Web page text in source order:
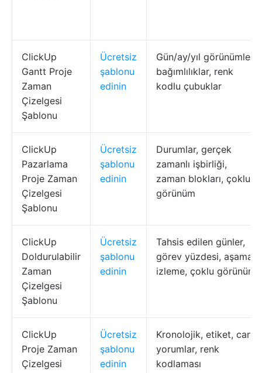
ClickUp
Gantt Proje
Zaman
Çizelgesi
Şablonu
Ücretsiz
şablonu
edinin
Gün/ay/yıl görünümleri,
bağımlılıklar, renk
kodlu çubuklar
ClickUp
Pazarlama
Proje Zaman
Çizelgesi
Şablonu
Ücretsiz
şablonu
edinin
Durumlar, gerçek
zamanlı işbirliği,
zaman blokları, çoklu
görünüm
ClickUp
Doldurulabilir
Zaman
Çizelgesi
Şablonu
Ücretsiz
şablonu
edinin
Tahsis edilen günler,
görev yüzdesi, aşama
izleme, çoklu görünüm
ClickUp
Proje Zaman
Çizelgesi
Ücretsiz
şablonu
edinin
Kronolojik, etiket, canlı
yorumlar, renk
kodlaması